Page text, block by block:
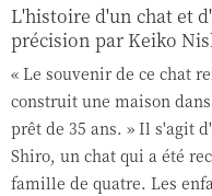
L'histoire d'un chat et
précision par Keiko
« Le souvenir de ce chat
construit une maison
prêt de 35 ans. » Il s'agit
Shiro, un chat qui a été
famille de quatre. Les